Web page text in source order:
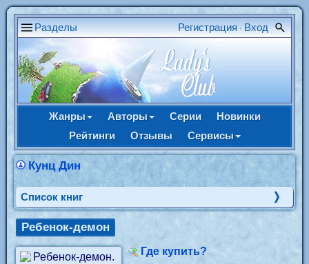
Разделы Регистрация • Вход
Жанры Авторы Серии
Новинки
Рейтинги
Отзывы Сервисы
Кунц Дин
Cписок книг
Ребенок-демон
Где купить?